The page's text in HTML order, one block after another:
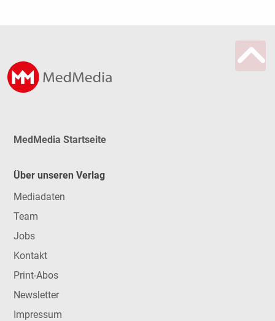
MedMedia Startseite
Über unseren Verlag
Mediadaten
Team
Jobs
Kontakt
Print-Abos
Newsletter
Impressum